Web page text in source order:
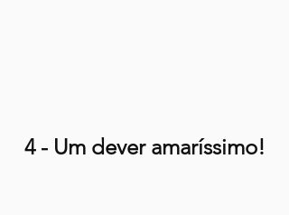
4 - Um dever amaríssimo!